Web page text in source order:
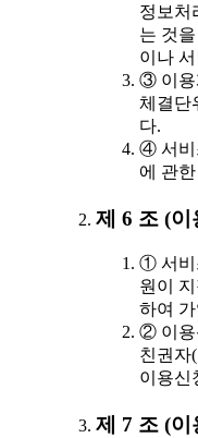
정보처
는 것
이나
③ 이용
체결단
다.
④ 서비
에 관
제 6 조 (이
① 서비
원이
하여
② 이용
친권자
이용신
제 7 조 (